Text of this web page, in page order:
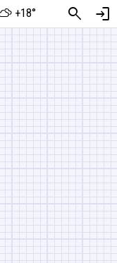
+18° search login